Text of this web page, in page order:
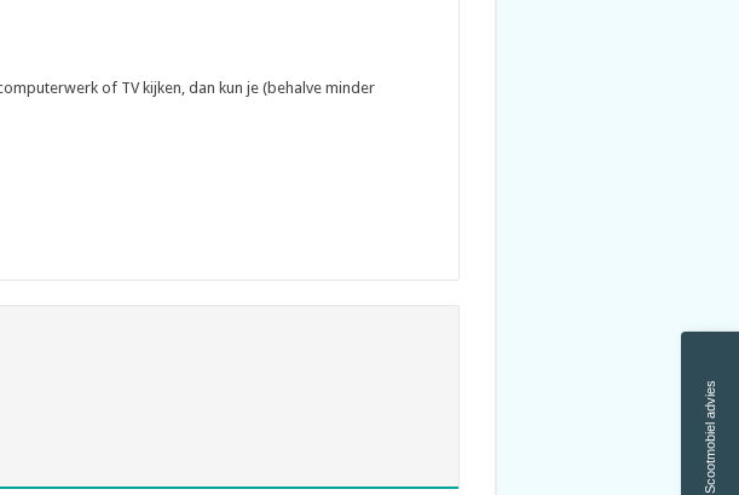
Scootmobiel advies
of TV kijken, dan kun je (behalve minder